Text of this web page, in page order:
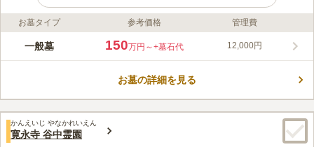
ライフドット編集部のコメント
台東区上野桜木に位置する天台宗東叡山 寛永寺墓地は、自然に
あり、緑の木々や美しい桜など。庭園内も見所が満載です。本堂
口コミ評価
みんなの評価
80代男性
献花、お線香は墓地にお茶屋がありそこで購入し、また墓地の掃
お墓タイプ 参考価格 管理費
一般墓 150万円～+墓石代 12,000円
お墓の詳細を見る
かんえいじ やなかれいえん
寛永寺 谷中霊園